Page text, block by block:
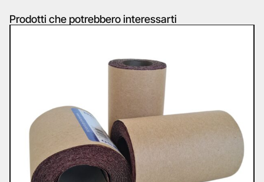
Prodotti che potrebbero interessarti